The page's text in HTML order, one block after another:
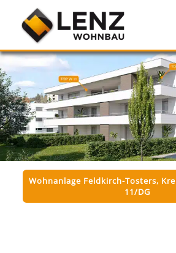
Wohnanlage Feldkirch-Tosters,
11/DG